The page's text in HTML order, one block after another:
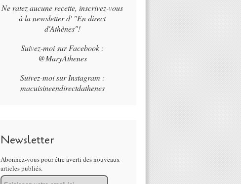
Ne ratez aucune recette, inscrivez-vous
à la newsletter d' "En direct
d'Athènes"!
Suivez-moi sur Facebook :
@MaryAthenes
Suivez-moi sur Instagram :
macuisineendirectdathenes
Newsletter
Abonnez-vous pour être averti des nouveaux
articles publiés.
Email